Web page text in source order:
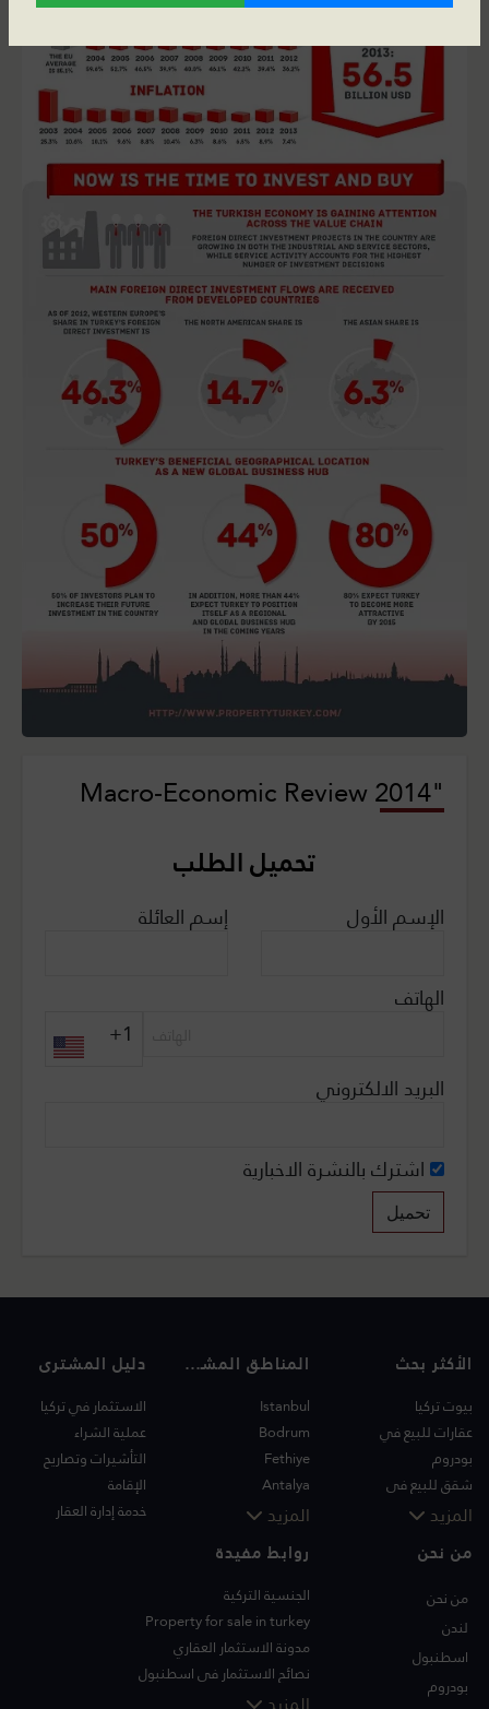
"Macro-Economic Review 2014
تحميل الطلب
الإسم الأول إسم العائلة
الهاتف
+1
البريد الالكتروني
اشترك بالنشرة الاخبارية
تحميل
الأكثر بحث
بيوت تركيا
عقارات للبيع في
بودروم
شقق للبيع في
اسطنبول
فلل بودروم
شقق للبيع في انطاليا
منازل انطاليا
المزيد
المناطق المشهورة
Istanbul
Bodrum
Fethiye
Antalya
Kalkan
Kas
Bursa
Gocek
Side
Kemer
Dalyan
المزيد
دليل المشترى
الاستثمار في تركيا
عملية الشراء
التأشيرات وتصاريح
الإقامة
خدمة إدارة العقار
من نحن
من نحن
لندن
اسطنبول
بودروم
روابط مفيدة
الجنسية التركية
Property for sale in turkey
مدونة الاستثمار العقاري
نصائح الاستثمار في اسطنبول
تلفزيون PT